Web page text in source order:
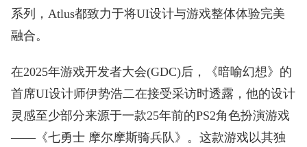
系列，Atlus都致力于将UI设计与游戏整体体验完美
融合。
在2025年游戏开发者大会(GDC)后，《暗喻幻想》的
首席UI设计师伊势浩二在接受采访时透露，他的设计
灵感至少部分来源于一款25年前的PS2角色扮演游戏
——《七勇士 摩尔摩斯骑兵队》。这款游戏以其独